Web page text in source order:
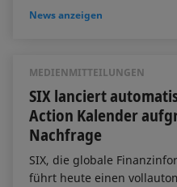
News anzeigen
MEDIENMITTEILUNGEN
SIX lanciert
Action Kalender
Nachfrage
SIX, die globale
führt heute einen